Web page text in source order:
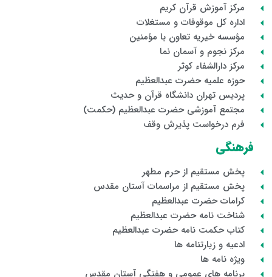
مرکز آموزش قرآن کریم
اداره کل موقوفات و مستغلات
مؤسسه خیریه تعاون با مؤمنین
مرکز نجوم و آسمان نما
مرکز دارالشفاء کوثر
حوزه علمیه حضرت عبدالعظیم
پردیس تهران دانشگاه قرآن و حدیث
مجتمع آموزشی حضرت عبدالعظیم (حکمت)
فرم درخواست پذیرش وقف
فرهنگی
پخش مستقیم از حرم مطهر
پخش مستقیم از مراسمات آستان مقدس
کرامات حضرت عبدالعظیم
شناخت نامه حضرت عبدالعظیم
کتاب حکمت نامه حضرت عبدالعظیم
ادعیه و زیارتنامه ها
ویژه نامه ها